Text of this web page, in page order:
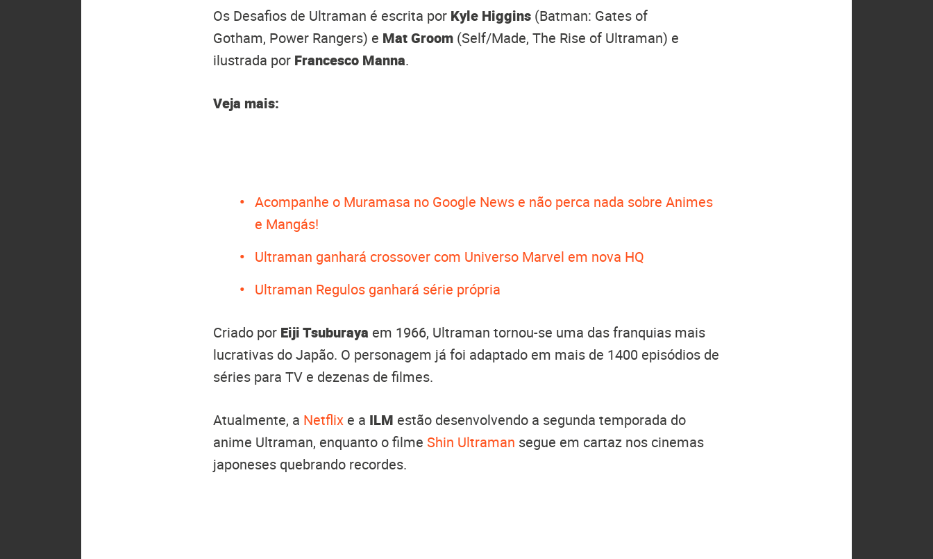
Os Desafios de Ultraman é escrita por Kyle Higgins (Batman: Gates of
Gotham, Power Rangers) e Mat Groom (Self/Made, The Rise of Ultraman) e
ilustrada por Francesco Manna.
Veja mais:
Acompanhe o Muramasa no Google News e não perca nada sobre Animes
e Mangás!
Ultraman ganhará crossover com Universo Marvel em nova HQ
Ultraman Regulos ganhará série própria
Criado por Eiji Tsuburaya em 1966, Ultraman tornou-se uma das franquias mais
lucrativas do Japão. O personagem já foi adaptado em mais de 1400 episódios de
séries para TV e dezenas de filmes.
Atualmente, a Netflix e a ILM estão desenvolvendo a segunda temporada do
anime Ultraman, enquanto o filme Shin Ultraman segue em cartaz nos cinemas
japoneses quebrando recordes.